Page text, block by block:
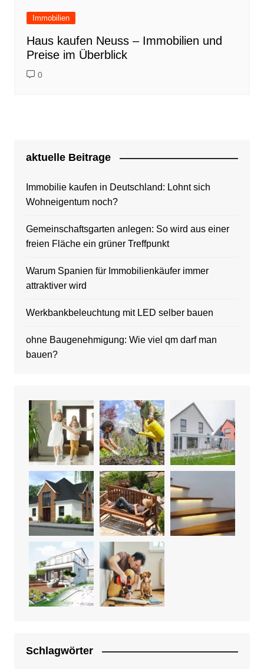
Immobilien
Haus kaufen Neuss – Immobilien und
Preise im Überblick
0
aktuelle Beitrage
Immobilie kaufen in Deutschland: Lohnt sich
Wohneigentum noch?
Gemeinschaftsgarten anlegen: So wird aus einer
freien Fläche ein grüner Treffpunkt
Warum Spanien für Immobilienkäufer immer
attraktiver wird
Werkbankbeleuchtung mit LED selber bauen
ohne Baugenehmigung: Wie viel qm darf man
bauen?
Schlagwörter